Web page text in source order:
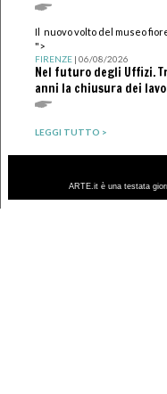
Il nuovo volto del museo
">
FIRENZE| 06/08/2026
Nel futuro degli Uffizi.
anni la chiusura dei
LEGGI TUTTO >
ARTE.it è una testata